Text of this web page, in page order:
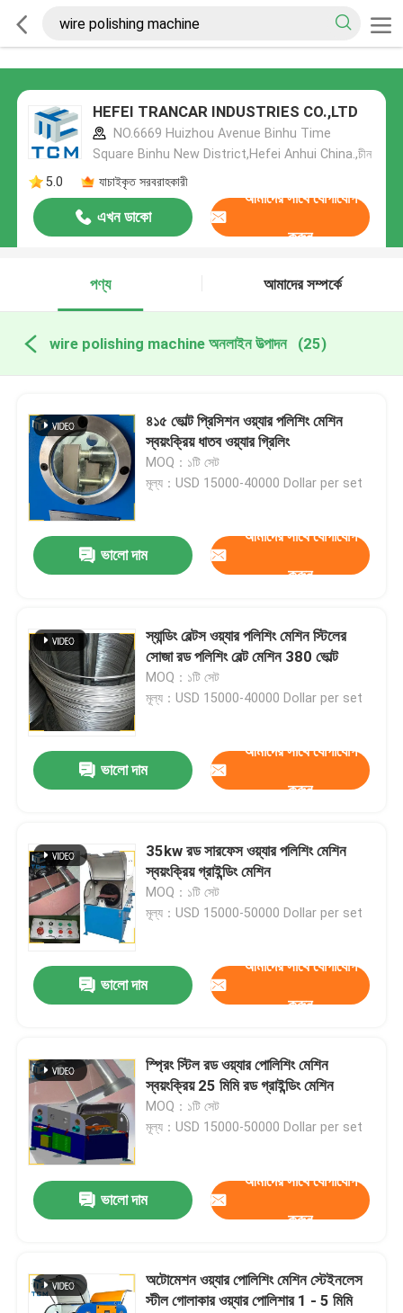
HEFEI TRANCAR INDUSTRIES CO.,LTD
NO.6669 Huizhou Avenue Binhu Time
Square Binhu New District,Hefei Anhui China.,চীন
5.0
যাচাইকৃত সরবরাহকারী
এখন ডাকো
আমাদের সাথে যোগাযোগ
করুন
পণ্য আমাদের সম্পর্কে
wire polishing machine অনলাইন উত্পাদন (25)
৪১৫ ভোল্ট প্রিসিশন ওয়্যার পলিশিং মেশিন
স্বয়ংক্রিয় ধাতব ওয়্যার গ্রিলিং
MOQ：১টি সেট
মূল্য：USD 15000-40000 Dollar per set
ভালো দাম
আমাদের সাথে যোগাযোগ
করুন
স্যান্ডিং বেল্টস ওয়্যার পলিশিং মেশিন স্টিলের
সোজা রড পলিশিং বেল্ট মেশিন 380 ভোল্ট
MOQ：১টি সেট
মূল্য：USD 15000-40000 Dollar per set
ভালো দাম
আমাদের সাথে যোগাযোগ
করুন
35kw রড সারফেস ওয়্যার পলিশিং মেশিন
স্বয়ংক্রিয় গ্রাইন্ডিং মেশিন
MOQ：১টি সেট
মূল্য：USD 15000-50000 Dollar per set
ভালো দাম
আমাদের সাথে যোগাযোগ
করুন
স্প্রিং স্টিল রড ওয়্যার পোলিশিং মেশিন
স্বয়ংক্রিয় 25 মিমি রড গ্রাইন্ডিং মেশিন
MOQ：১টি সেট
মূল্য：USD 15000-50000 Dollar per set
ভালো দাম
আমাদের সাথে যোগাযোগ
করুন
অটোমেশন ওয়্যার পোলিশিং মেশিন স্টেইনলেস
স্টীল গোলাকার ওয়্যার পোলিশার 1 - 5 মিমি